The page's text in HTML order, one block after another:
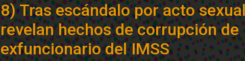
8) Tras escándalo por acto sexual
revelan hechos de corrupción de
exfuncionario del IMSS